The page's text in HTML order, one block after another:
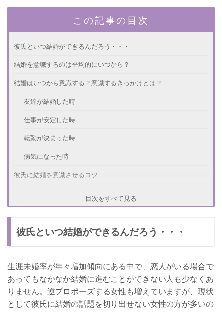
この記事の目次
彼氏といつ結婚ができるんだろう・・・
結婚を意識するのは平均的にいつから？
結婚はいつから意識する？意識するきっかけとは？
友達が結婚した時
仕事が安定した時
転勤が決まった時
病気になった時
彼氏に結婚を意識させるコツ
目次をすべて見る
彼氏といつ結婚ができるんだろう・・・
生涯未婚率が年々増加傾向にある中で、恋人がいる場合で
あってもなかなか結婚に進むことができない人も少なくあ
りません。逆プロポーズする女性も増えていますが、現状
として彼氏に結婚の話題を切り出せない女性の方が多いの